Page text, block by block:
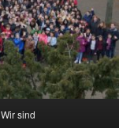
Wir sind